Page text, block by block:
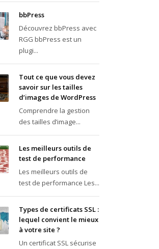
bbPress
Découvrez bbPress avec
RGG bbPress est un
plugi...
Tout ce que vous devez
savoir sur les tailles
d’images de WordPress
Comprendre la gestion
des tailles d’image...
Les meilleurs outils de
test de performance
Les meilleurs outils de
test de performance Les...
Types de certificats SSL :
lequel convient le mieux
à votre site ?
Un certificat SSL sécurise